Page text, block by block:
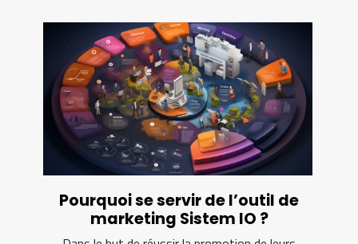
Pourquoi se servir de l’outil de
marketing Sistem IO ?